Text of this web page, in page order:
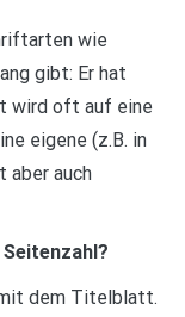
wie
gibt: Er hat
wird oft auf eine
eigene (z.B. in
aber auch
dem Titelblatt.